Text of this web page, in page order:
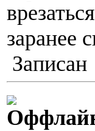
заранее
Записан